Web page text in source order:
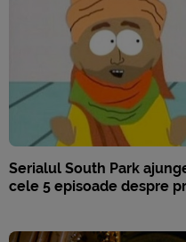
Serialul South Park
cele 5 episoade despre